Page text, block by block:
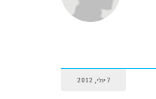
7 יולי, 2012